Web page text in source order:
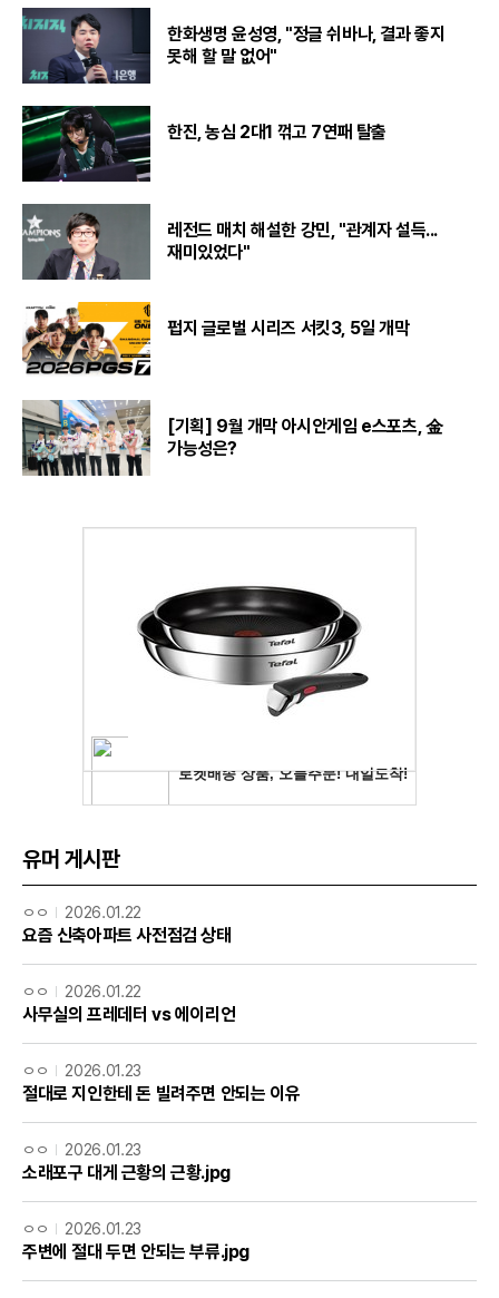
한화생명 윤성영, "정글 쉬바나, 결과 좋지
못해 할 말 없어"
한진, 농심 2대1 꺾고 7연패 탈출
레전드 매치 해설한 강민, "관계자 설득...
재미있었다"
펍지 글로벌 시리즈 서킷3, 5일 개막
[기획] 9월 개막 아시안게임 e스포츠, 金
가능성은?
유머 게시판
ㅇㅇ 2026.01.22
요즘 신축아파트 사전점검 상태
ㅇㅇ 2026.01.22
사무실의 프레데터 vs 에이리언
ㅇㅇ 2026.01.23
절대로 지인한테 돈 빌려주면 안되는 이유
ㅇㅇ 2026.01.23
소래포구 대게 근황의 근황.jpg
ㅇㅇ 2026.01.23
주변에 절대 두면 안되는 부류.jpg